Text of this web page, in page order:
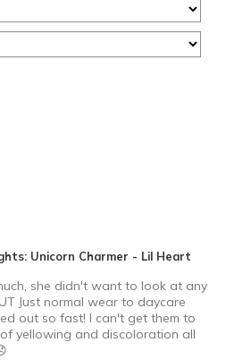
Unicorn Charmer - Lil Heart
she didn't want to look at any
Just normal wear to daycare
out so fast! I can't get them to
yellowing and discoloration all